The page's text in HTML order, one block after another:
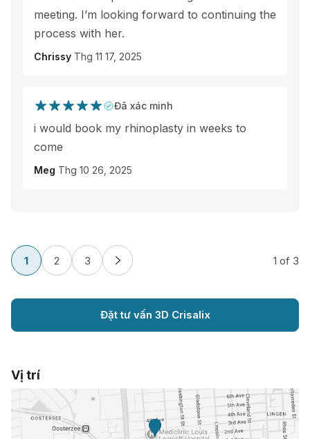
meeting. I’m looking forward to continuing the
process with her.
Chrissy Thg 11 17, 2025
Đã xác minh
i would book my rhinoplasty in weeks to
come
Meg Thg 10 26, 2025
1 2 3 1 of 3
Đặt tư vấn 3D Crisalix
Vị trí